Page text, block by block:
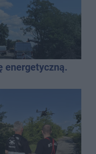
energetyczną.